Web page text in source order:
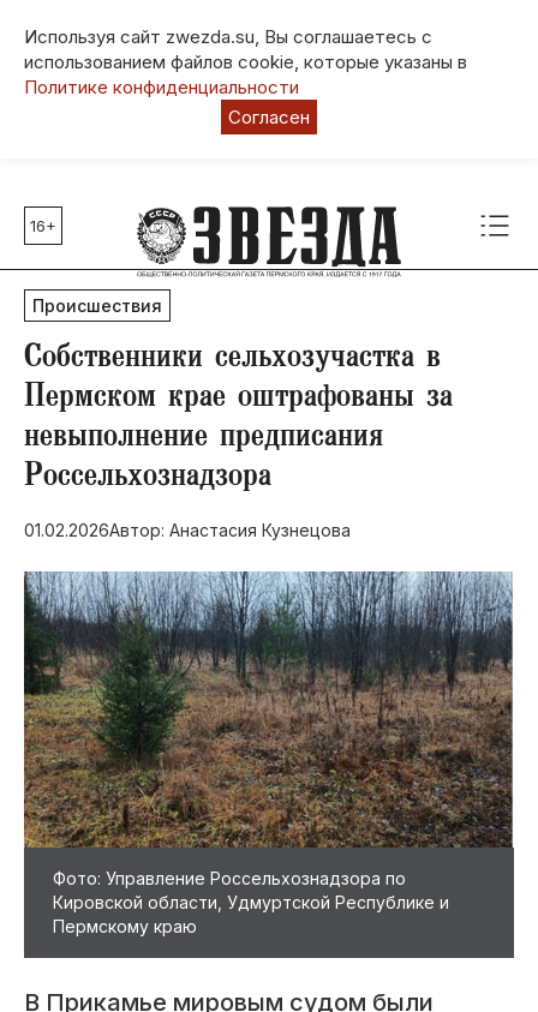
Используя сайт zwezda.su, Вы соглашаетесь с
использованием файлов cookie, которые указаны в
Политике конфиденциальности
Согласен
Главные темы
80 лет Победы
Молодежная столица РФ
СВО
Выборы в Пермском крае
Социальная поддержка
Инфраструктура
Благоустройство
16+
Происшествия
​Собственники сельхозучастка в
Пермском крае оштрафованы за
невыполнение предписания
Россельхознадзора
01.02.2026Автор: Анастасия Кузнецова
Фото: Управление Россельхознадзора по
Кировской области, Удмуртской Республике и
Пермскому краю
В Прикамье мировым судом были